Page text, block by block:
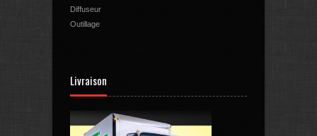
Diffuseur
Outillage
Livraison